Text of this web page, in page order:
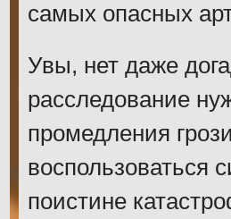
самых опасных
Увы, нет даже
расследование
промедления
воспользоваться
поистине